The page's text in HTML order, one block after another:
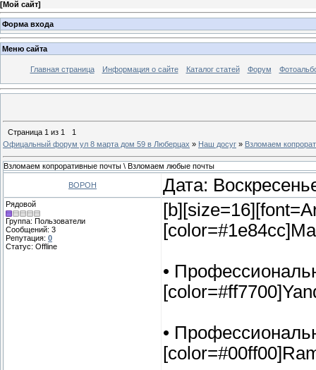
[Мой сайт]
Форма входа
Меню сайта
Главная страница Информация о сайте Каталог статей Форум
Страница 1 из 1
1
Офицальный форум ул 8 марта дом 59 в Люберцах » Наш досуг » Взломаем
Взломаем копроративные почты \ Взломаем любые почты
BOPOH Дата:
Рядовой
Группа: Пользователи
Сообщений: 3
Репутация: 0
Статус: Offline
•
•